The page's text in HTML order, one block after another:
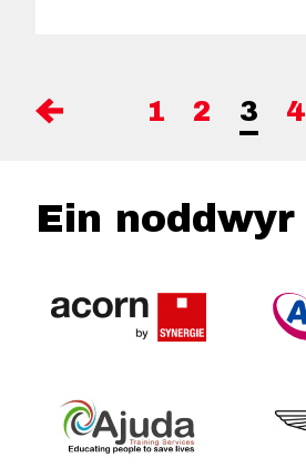
1 2 3 4
Ein noddwyr